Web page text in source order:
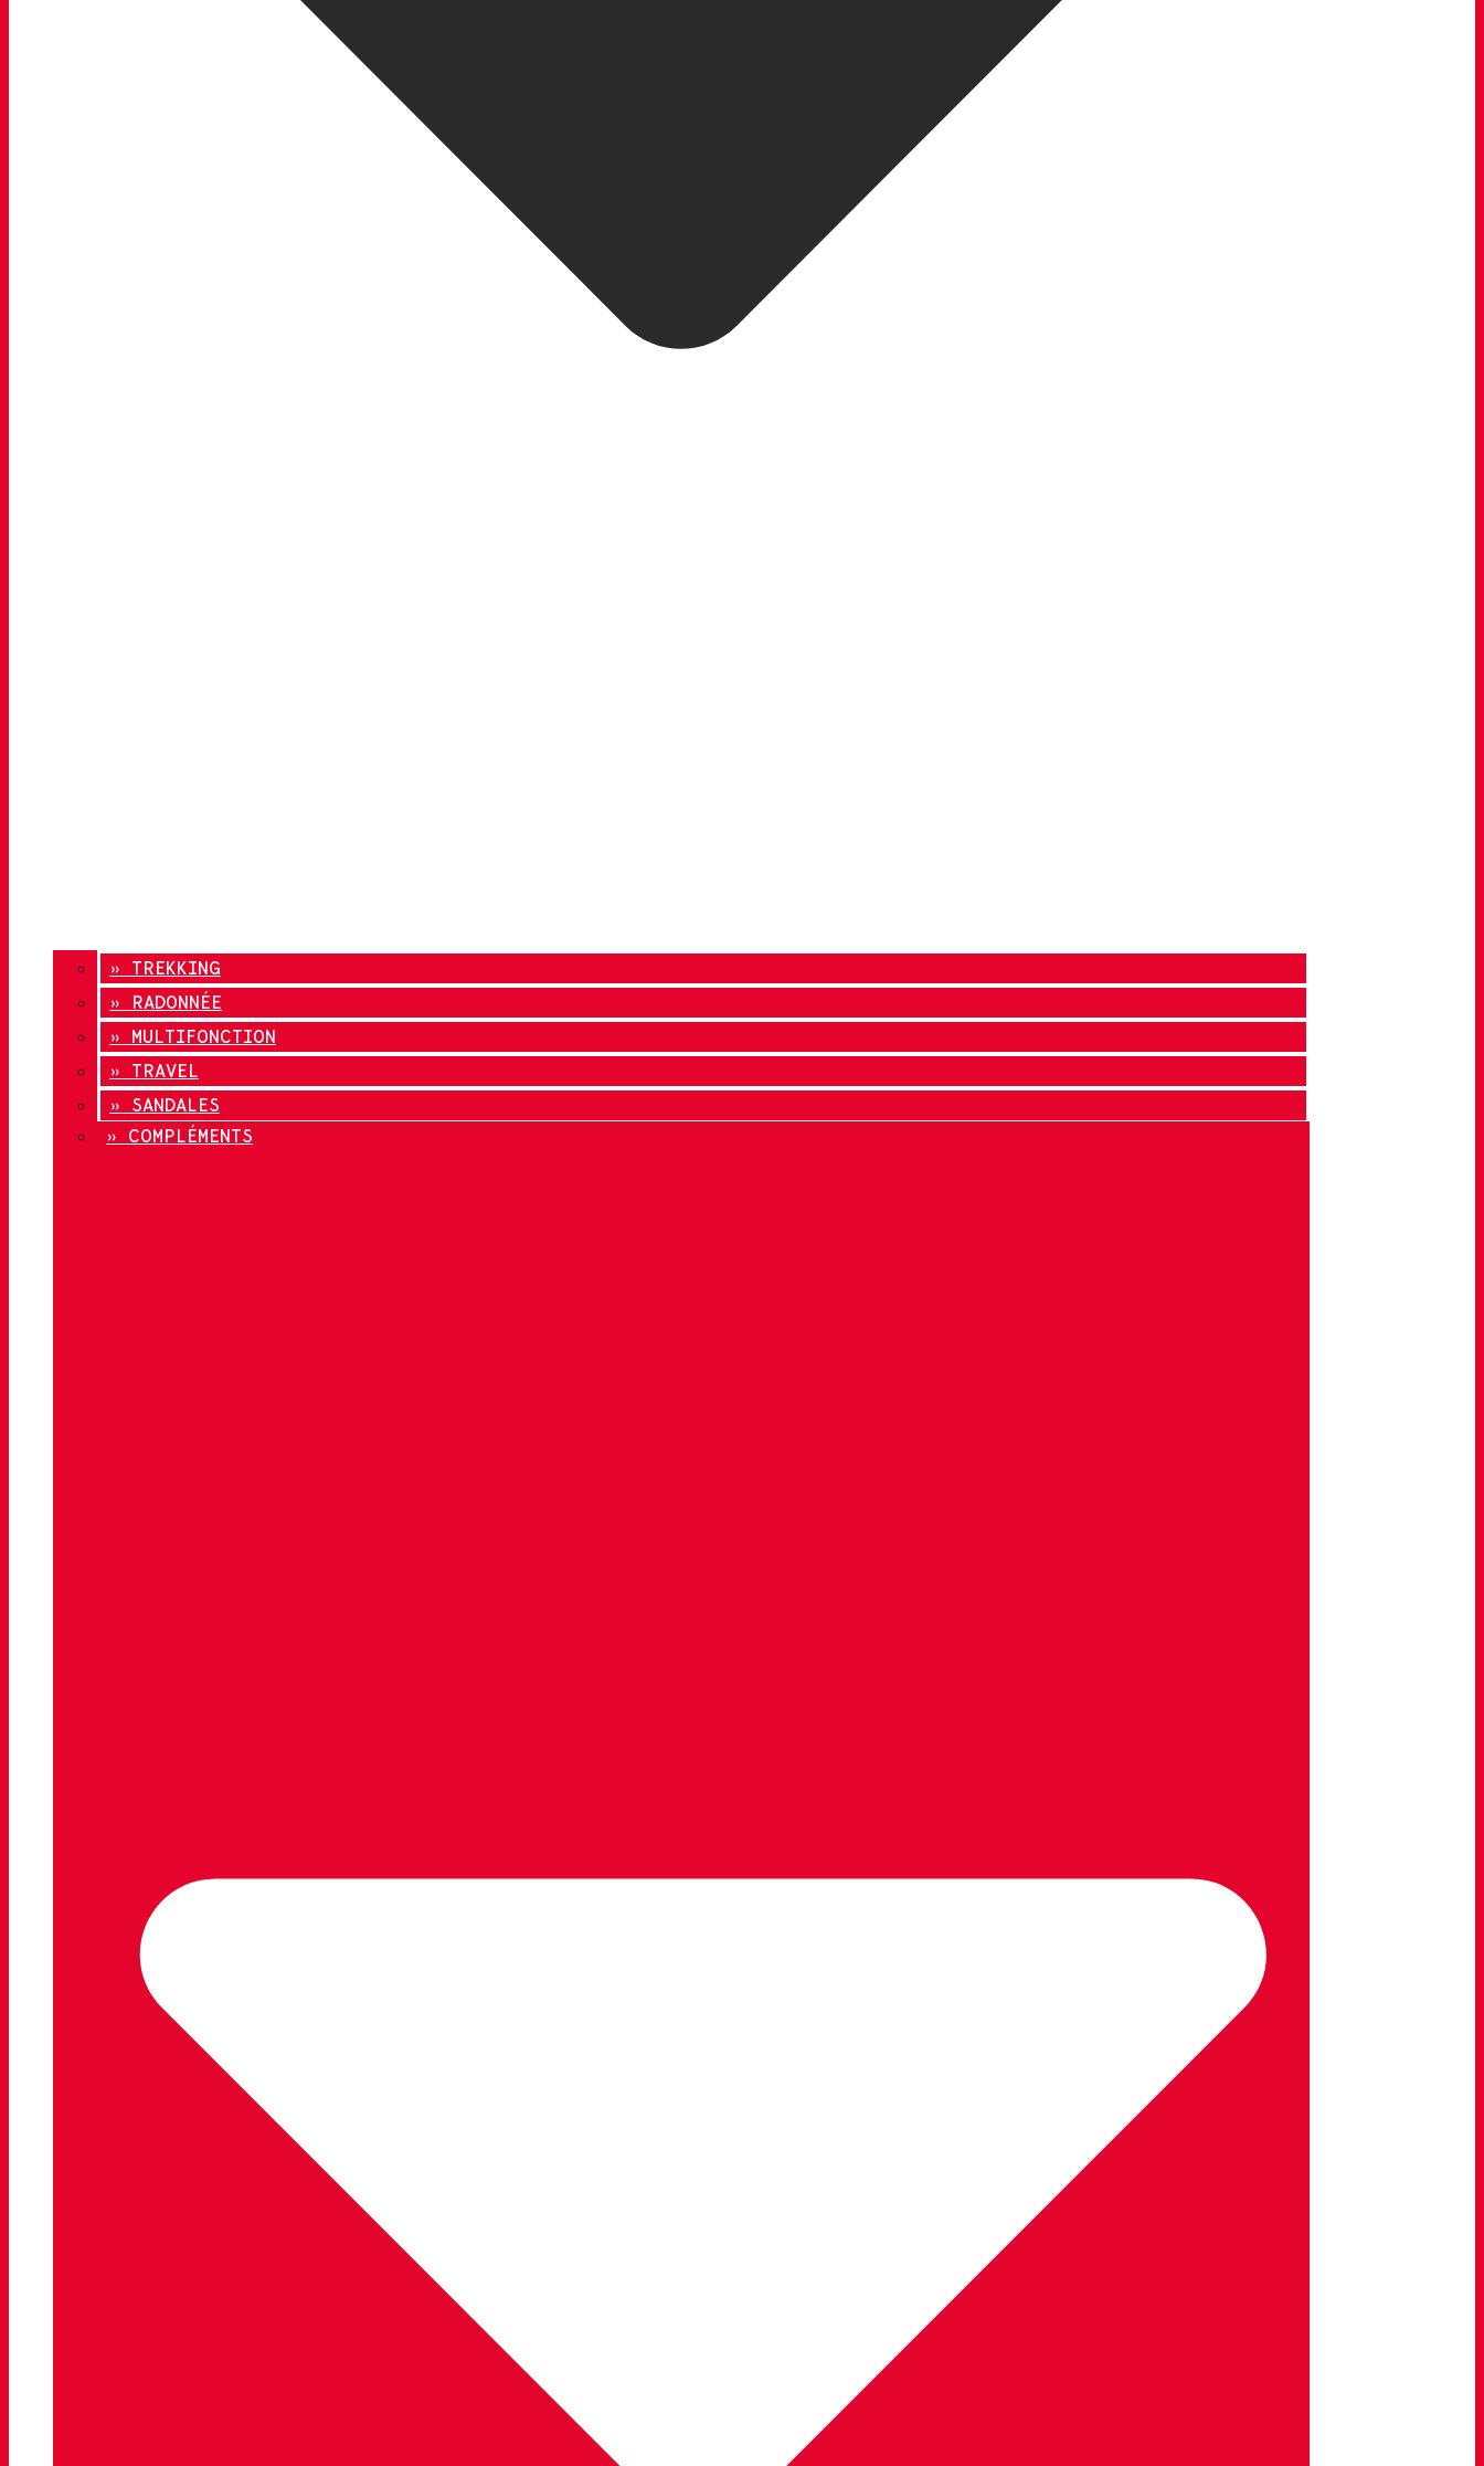
» TREKKING
» RADONNÉE
» MULTIFONCTION
» TRAVEL
» SANDALES
» COMPLÉMENTS